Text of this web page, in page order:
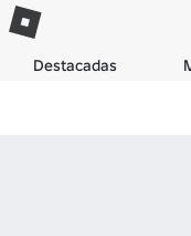
Destacadas